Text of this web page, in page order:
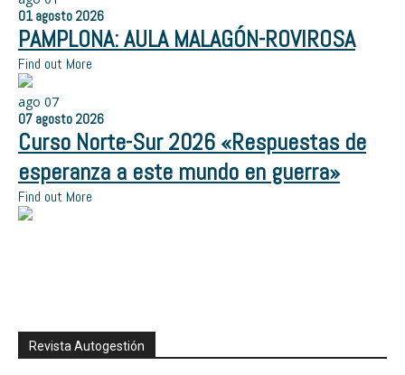
01 agosto 2026
PAMPLONA: AULA MALAGÓN-ROVIROSA
Find out More
ago 07
07 agosto 2026
Curso Norte-Sur 2026 «Respuestas de
esperanza a este mundo en guerra»
Find out More
Revista Autogestión